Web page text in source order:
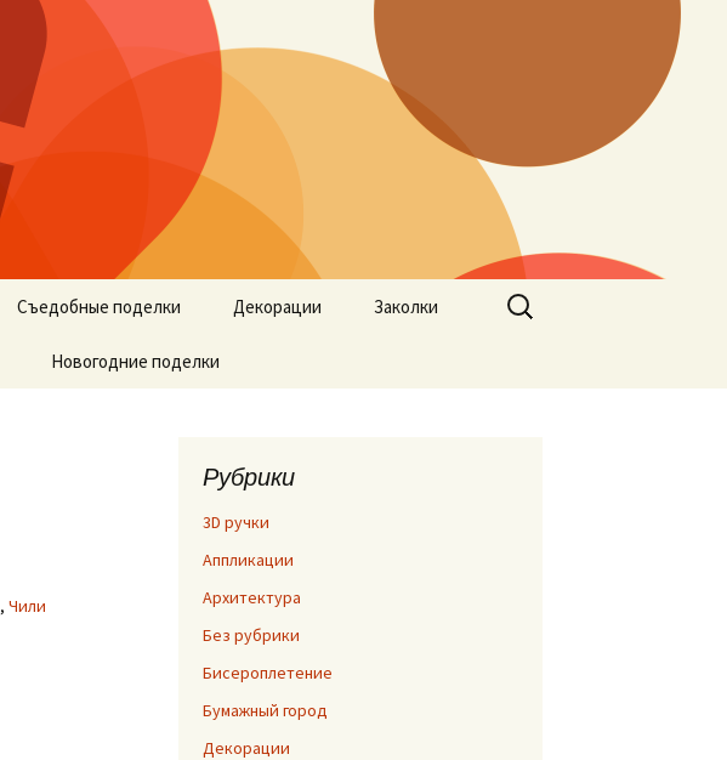
Съедобные поделки Декорации Заколки
Новогодние поделки
Найти:
, Чили
Рубрики
3D ручки
Аппликации
Архитектура
Без рубрики
Бисероплетение
Бумажный город
Декорации